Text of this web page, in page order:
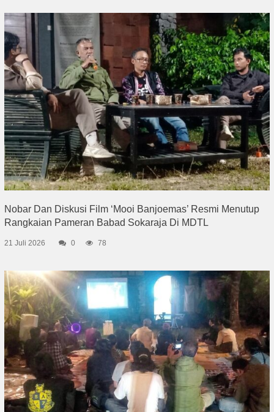
Nobar Dan Diskusi Film ‘Mooi Banjoemas’ Resmi Menutup
Rangkaian Pameran Babad Sokaraja Di MDTL
21 Juli 2026 0 78